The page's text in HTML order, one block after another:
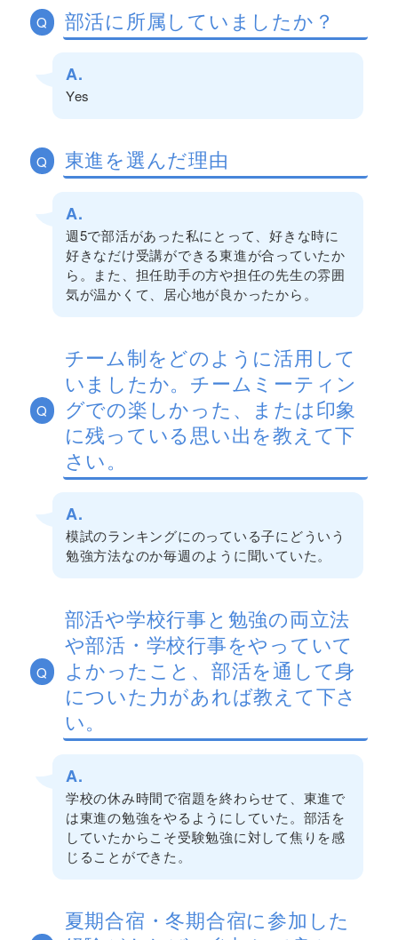
Q 部活に所属していましたか？
A.
Yes
Q 東進を選んだ理由
A.
週5で部活があった私にとって、好きな時に
好きなだけ受講ができる東進が合っていたか
ら。また、担任助手の方や担任の先生の雰囲
気が温かくて、居心地が良かったから。
Q
チーム制をどのように活用して
いましたか。チームミーティン
グでの楽しかった、または印象
に残っている思い出を教えて下
さい。
A.
模試のランキングにのっている子にどういう
勉強方法なのか毎週のように聞いていた。
Q
部活や学校行事と勉強の両立法
や部活・学校行事をやっていて
よかったこと、部活を通して身
についた力があれば教えて下さ
い。
A.
学校の休み時間で宿題を終わらせて、東進で
は東進の勉強をやるようにしていた。部活を
していたからこそ受験勉強に対して焦りを感
じることができた。
夏期合宿・冬期合宿に参加した